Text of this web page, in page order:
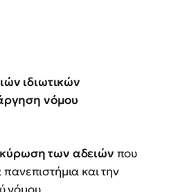
ιδιωτικών
νόμου
των αδειών που
πανεπιστήμια και την